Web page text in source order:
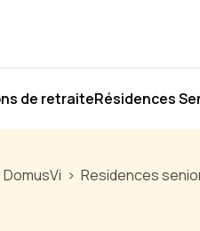
de retraiteRésidences
DomusVi Residences